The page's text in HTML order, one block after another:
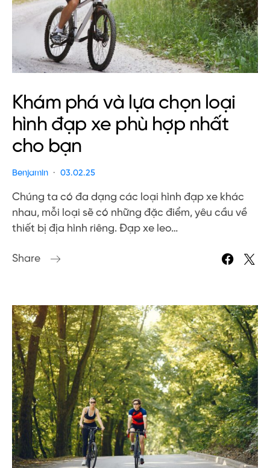
Khám phá và lựa chọn loại
hình đạp xe phù hợp nhất
cho bạn
Benjamin 03.02.25
Chúng ta có đa dạng các loại hình đạp xe khác
nhau, mỗi loại sẽ có những đặc điểm, yêu cầu về
thiết bị địa hình riêng. Đạp xe leo…
Share